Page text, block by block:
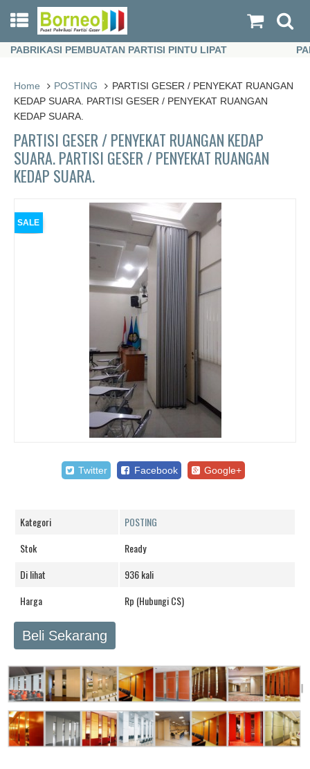
PEMBUATAN PARTISI PINTU LIPAT
Home
POSTING
PARTISI GESER / PENYEKAT RUANGAN
KEDAP SUARA. PARTISI GESER / PENYEKAT RUANGAN
KEDAP SUARA.
PARTISI GESER / PENYEKAT RUANGAN KEDAP
SUARA. PARTISI GESER / PENYEKAT RUANGAN
KEDAP SUARA.
SALE
Twitter Facebook Google+
Kategori
POSTING
Stok
Ready
Di lihat
936 kali
Harga
Rp (Hubungi CS)
Beli Sekarang